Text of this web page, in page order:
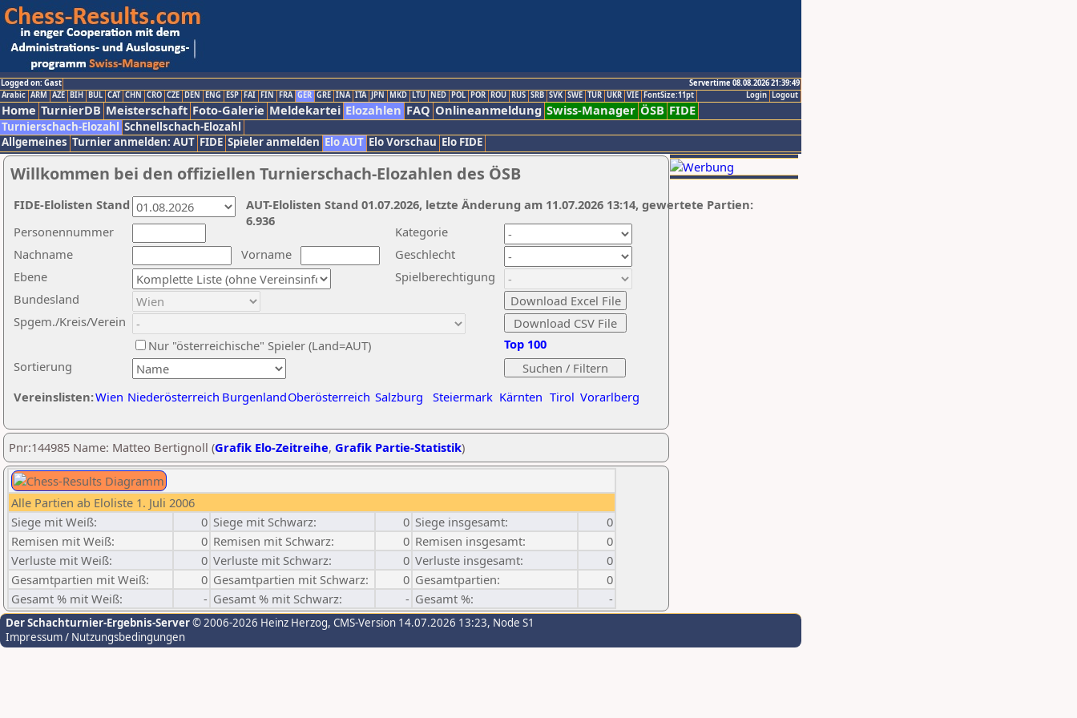
Logged on: Gast
Servertime 08.08.2026 21:39:49
Logout
Login
Arabic ARM AZE BIH BUL CAT CHN CRO CZE DEN ENG ESP FAI FIN FRA GER GRE INA ITA JPN MKD LTU NED POL POR ROU RUS SRB SVK SWE TUR UKR VIE FontSize:11pt
Home TurnierDB Meisterschaft Foto-Galerie Meldekartei Elozahlen FAQ Onlineanmeldung Swiss-Manager ÖSB FIDE
Turnierschach-Elozahl Schnellschach-Elozahl
Allgemeines Turnier anmelden: AUT FIDE Spieler anmelden Elo AUT Elo Vorschau Elo FIDE
Willkommen bei den offiziellen Turnierschach-Elozahlen des ÖSB
Nachname
Vorname
Ebene
Kategorie
Sortierung
Personennummer
Bundesland
Spgem./Kreis/Verein
Geschlecht
Nur "österreichische" Spieler (Land=AUT)
Spielberechtigung
Vereinslisten:Wien Niederösterreich BurgenlandOberösterreich Salzburg Steiermark Kärnten Tirol Vorarlberg
Top 100
AUT-Elolisten Stand 01.07.2026, letzte Änderung am 11.07.2026 13:14, gewertete Partien:
6.936
FIDE-Elolisten Stand
Pnr:144985 Name: Matteo Bertignoll (Grafik Elo-Zeitreihe, Grafik Partie-Statistik)
Alle Partien ab Eloliste 1. Juli 2006
Siege mit Weiß:
0 Siege mit Schwarz: 0 Siege insgesamt:
0
Remisen mit Weiß:
0 Remisen mit Schwarz: 0 Remisen insgesamt:
0
Verluste mit Weiß:
0 Verluste mit Schwarz: 0 Verluste insgesamt:
0
Gesamtpartien mit Weiß:
0 Gesamtpartien mit Schwarz: 0 Gesamtpartien:
0
Gesamt % mit Weiß:
- Gesamt % mit Schwarz: - Gesamt %: -
Der Schachturnier-Ergebnis-Server© 2006-2026 Heinz Herzog, CMS-Version 14.07.2026 13:23, Node S1
Impressum / Nutzungsbedingungen